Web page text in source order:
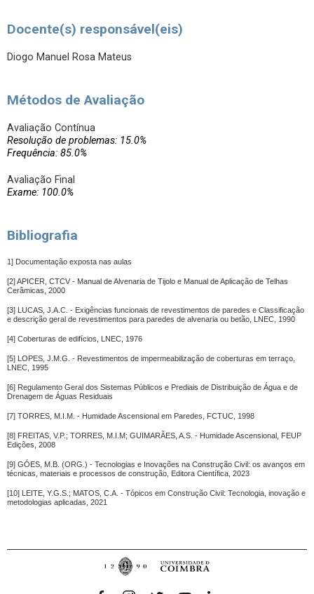
Docente(s) responsável(eis)
Diogo Manuel Rosa Mateus
Métodos de Avaliação
Avaliação Contínua
Resolução de problemas: 15.0%
Frequência: 85.0%
Avaliação Final
Exame: 100.0%
Bibliografia
1] Documentação exposta nas aulas
[2] APICER, CTCV - Manual de Alvenaria de Tijolo e Manual de Aplicação de Telhas
Cerâmicas, 2000
[3] LUCAS, J.A.C. - Exigências funcionais de revestimentos de paredes e Classificação
e descrição geral de revestimentos para paredes de alvenaria ou betão, LNEC, 1990
[4] Coberturas de edifícios, LNEC, 1976
[5] LOPES, J.M.G. - Revestimentos de impermeabilização de coberturas em terraço,
LNEC, 1995
[6] Regulamento Geral dos Sistemas Públicos e Prediais de Distribuição de Água e de
Drenagem de Águas Residuais
[7] TORRES, M.I.M. - Humidade Ascensional em Paredes, FCTUC, 1998
[8] FREITAS, V.P.; TORRES, M.I.M; GUIMARÃES, A.S. - Humidade Ascensional, FEUP
Edições, 2008
[9] GÓES, M.B. (ORG.) - Tecnologias e Inovações na Construção Civil: os avanços em
técnicas, materiais e processos de construção, Editora Científica, 2023
[10] LEITE, Y.G.S.; MATOS, C.A. - Tópicos em Construção Civil: Tecnologia, inovação e
metodologias aplicadas, 2021